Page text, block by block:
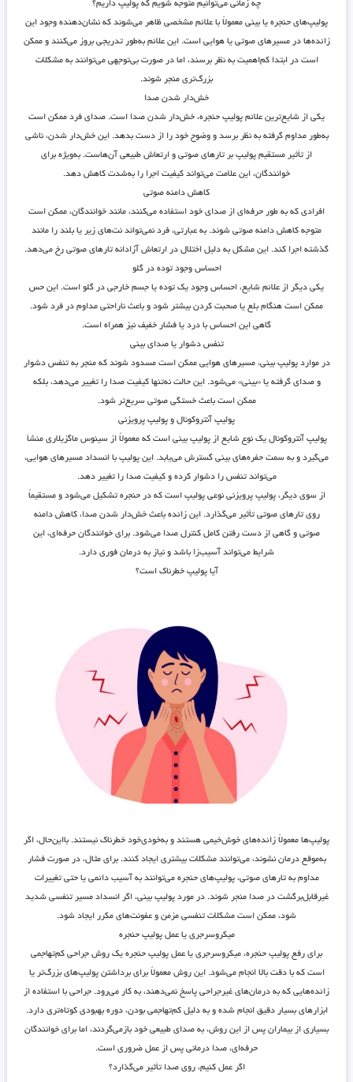
چه زمانی می‌توانیم متوجه شویم که پولیپ داریم؟
پولیپ‌های حنجره یا بینی معمولاً با علائم مشخصی ظاهر می‌شوند که نشان‌دهنده وجود این
زائده‌ها در مسیرهای صوتی یا هوایی است. این علائم به‌طور تدریجی بروز می‌کنند و ممکن
است در ابتدا کم‌اهمیت به نظر برسند، اما در صورت بی‌توجهی می‌توانند به مشکلات
بزرگ‌تری منجر شوند.
خش‌دار شدن صدا
یکی از شایع‌ترین علائم پولیپ حنجره، خش‌دار شدن صدا است. صدای فرد ممکن است
به‌طور مداوم گرفته به نظر برسد و وضوح خود را از دست بدهد. این خش‌دار شدن، ناشی
از تأثیر مستقیم پولیپ بر تارهای صوتی و ارتعاش طبیعی آن‌هاست. به‌ویژه برای
خوانندگان، این علامت می‌تواند کیفیت اجرا را به‌شدت کاهش دهد.
کاهش دامنه صوتی
افرادی که به طور حرفه‌ای از صدای خود استفاده می‌کنند، مانند خوانندگان، ممکن است
متوجه کاهش دامنه صوتی شوند. به عبارتی، فرد نمی‌تواند نت‌های زیر یا بلند را مانند
گذشته اجرا کند. این مشکل به دلیل اختلال در ارتعاش آزادانه تارهای صوتی رخ می‌دهد.
احساس وجود توده در گلو
یکی دیگر از علائم شایع، احساس وجود یک توده یا جسم خارجی در گلو است. این حس
ممکن است هنگام بلع یا صحبت کردن بیشتر شود و باعث ناراحتی مداوم در فرد شود.
گاهی این احساس با درد یا فشار خفیف نیز همراه است.
تنفس دشوار یا صدای بینی
در موارد پولیپ بینی، مسیرهای هوایی ممکن است مسدود شوند که منجر به تنفس دشوار
و صدای گرفته یا «بینی» می‌شود. این حالت نه‌تنها کیفیت صدا را تغییر می‌دهد، بلکه
ممکن است باعث خستگی صوتی سریع‌تر شود.
پولیپ آنتروکونال و پولیپ پرویزنی
پولیپ آنتروکونال یک نوع شایع از پولیپ بینی است که معمولاً از سینوس ماگزیلاری منشأ
می‌گیرد و به سمت حفره‌های بینی گسترش می‌یابد. این پولیپ با انسداد مسیرهای هوایی،
می‌تواند تنفس را دشوار کرده و کیفیت صدا را تغییر دهد.
از سوی دیگر، پولیپ پرویزنی نوعی پولیپ است که در حنجره تشکیل می‌شود و مستقیماً
روی تارهای صوتی تأثیر می‌گذارد. این زائده باعث خش‌دار شدن صدا، کاهش دامنه
صوتی و گاهی از دست رفتن کامل کنترل صدا می‌شود. برای خوانندگان حرفه‌ای، این
شرایط می‌تواند آسیب‌زا باشد و نیاز به درمان فوری دارد.
آیا پولیپ خطرناک است؟
پولیپ‌ها معمولاً زائده‌های خوش‌خیمی هستند و به‌خودی‌خود خطرناک نیستند. بااین‌حال، اگر
به‌موقع درمان نشوند، می‌توانند مشکلات بیشتری ایجاد کنند. برای مثال، در صورت فشار
مداوم به تارهای صوتی، پولیپ‌های حنجره می‌توانند به آسیب دائمی یا حتی تغییرات
غیرقابل‌برگشت در صدا منجر شوند. در مورد پولیپ بینی، اگر انسداد مسیر تنفسی شدید
شود، ممکن است مشکلات تنفسی مزمن و عفونت‌های مکرر ایجاد شود.
میکروسرجری یا عمل پولیپ حنجره
برای رفع پولیپ حنجره، میکروسرجری یا عمل پولیپ حنجره یک روش جراحی کم‌تهاجمی
است که با دقت بالا انجام می‌شود. این روش معمولاً برای برداشتن پولیپ‌های بزرگ‌تر یا
زائده‌هایی که به درمان‌های غیرجراحی پاسخ نمی‌دهند، به کار می‌رود. جراحی با استفاده از
ابزارهای بسیار دقیق انجام شده و به دلیل کم‌تهاجمی بودن، دوره بهبودی کوتاه‌تری دارد.
بسیاری از بیماران پس از این روش، به صدای طبیعی خود بازمی‌گردند، اما برای خوانندگان
حرفه‌ای، صدا درمانی پس از عمل ضروری است.
اگر عمل کنیم، روی صدا تأثیر می‌گذارد؟